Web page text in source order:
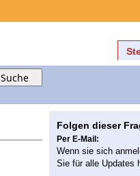
Folgen dieser
Per E-Mail:
Wenn sie sich
Sie für alle Updates